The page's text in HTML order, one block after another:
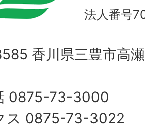
法人番号
香川県三豊市高
0875-73-3000
ス 0875-73-3022